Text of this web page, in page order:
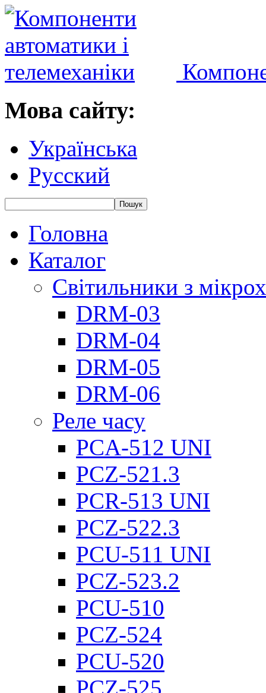
Мова сайту:
Українська
Русский
Головна
Каталог
Світильники з
DRM-03
DRM-04
DRM-05
DRM-06
Реле часу
PCA-512 UNI
PCZ-521.3
PCR-513 UNI
PCZ-522.3
PCU-511 UNI
PCZ-523.2
PCU-510
PCZ-524
PCU-520